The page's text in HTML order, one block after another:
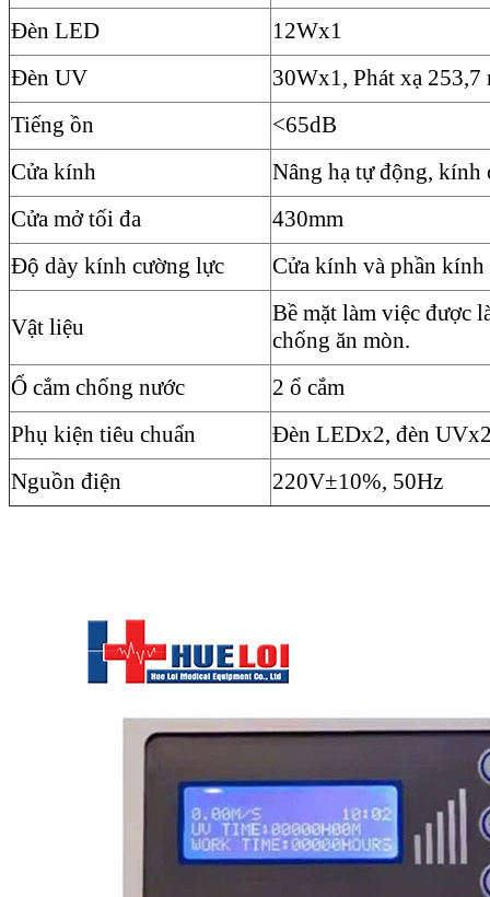
Đèn LED
12Wx1
Đèn UV
30Wx1, Phát xạ 253,7
Tiếng ồn
<65dB
Cửa kính
Nâng hạ tự động,
Cửa mở tối đa
430mm
Độ dày kính cường lực
Cửa kính và phần kính
Vật liệu
Bề mặt làm việc được
chống ăn mòn.
Ổ cắm chống nước
2 ổ cắm
Phụ kiện tiêu chuẩn
Đèn LEDx2, đèn
Nguồn điện
220V±10%, 50Hz